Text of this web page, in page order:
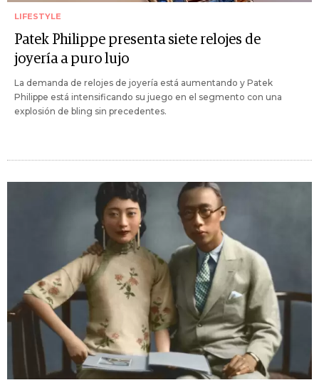
LIFESTYLE
Patek Philippe presenta siete relojes de
joyería a puro lujo
La demanda de relojes de joyería está aumentando y Patek
Philippe está intensificando su juego en el segmento con una
explosión de bling sin precedentes.